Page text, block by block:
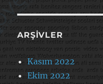
ARŞIVLER
Kasım 2022
Ekim 2022